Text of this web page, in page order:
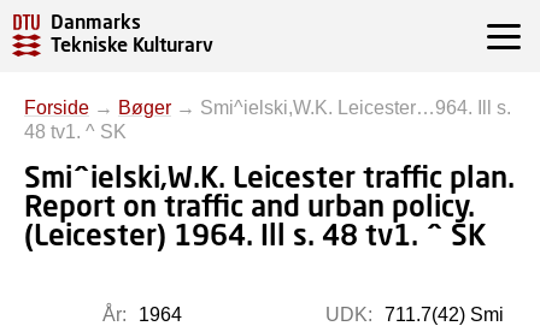
Danmarks
Tekniske Kulturarv
Forside → Bøger → Smi^ielski,W.K. Leicester…964. Ill s.
48 tv1. ^ SK
Smi^ielski,W.K. Leicester traffic plan.
Report on traffic and urban policy.
(Leicester) 1964. Ill s. 48 tv1. ^ SK
År:
1964
UDK: 711.7(42) Smi